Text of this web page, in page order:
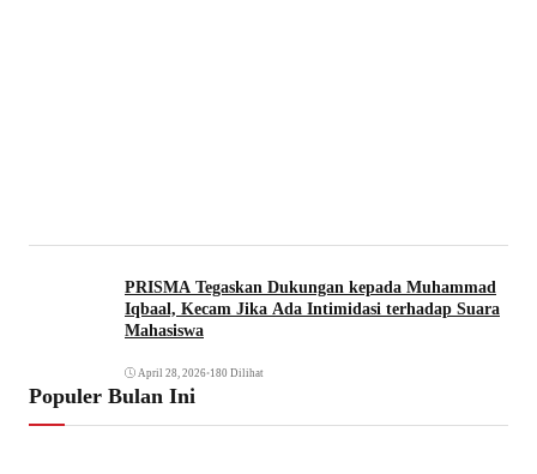
PRISMA Tegaskan Dukungan kepada Muhammad
Iqbaal, Kecam Jika Ada Intimidasi terhadap Suara
Mahasiswa
April 28, 2026•180 Dilihat
Populer Bulan Ini